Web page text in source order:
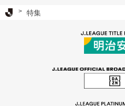
Ｊリーグ TOP
特集